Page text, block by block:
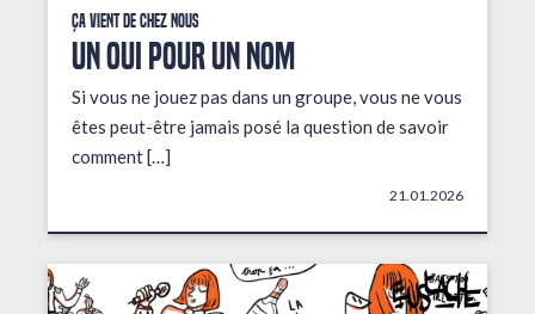
Ça vient de chez nous
UN OUI POUR UN NOM
Si vous ne jouez pas dans un groupe, vous ne vous
êtes peut-être jamais posé la question de savoir
comment […]
21.01.2026